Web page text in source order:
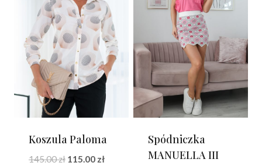
Koszula Paloma
145.00zł Pierwotna
115.00 złAktualna
Spódniczka
MANUELLA III